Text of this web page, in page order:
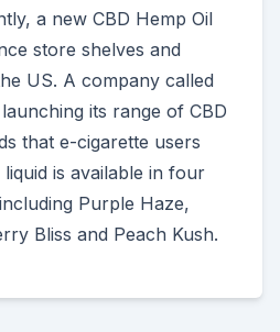
a new CBD Hemp Oil
store shelves and
US. A company called
its range of CBD
that e-cigarette users
is available in four
Purple Haze,
Bliss and Peach Kush.